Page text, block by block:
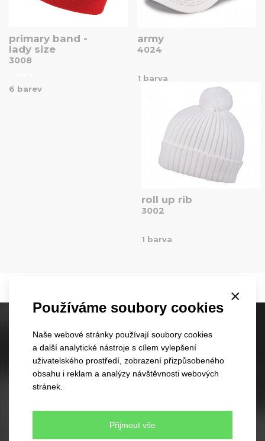
×
Používáme soubory cookies
Naše webové stránky používají soubory cookies
a další analytické nástroje s cílem vylepšení
uživatelského prostředí, zobrazení přizpůsobeného
obsahu i reklam a analýzy návštěvnosti webových
stránek.
Přijmout vše
primary band -
lady size
3008
6 barev
army
4024
1 barva
roll up rib
3002
1 barva
Skladové kšiltovky
60 různých modelů
350 barevných kombinací
Žádné minimální množství pro objednávku
Skladové čepice